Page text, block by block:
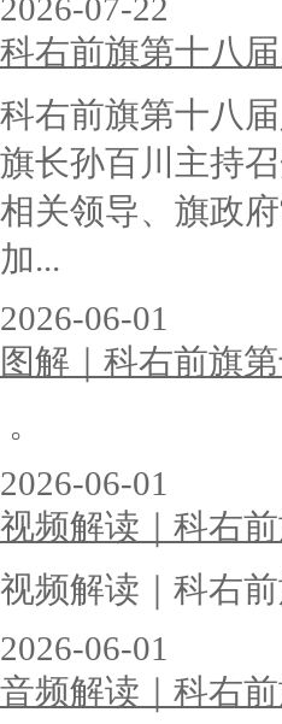
2026-07-22
科右前旗第十八
科右前旗第十八
旗长孙百川主持
相关领导、旗政
加...
2026-06-01
图解｜科右前旗
。
2026-06-01
视频解读｜科右
视频解读｜科右
2026-06-01
音频解读｜科右